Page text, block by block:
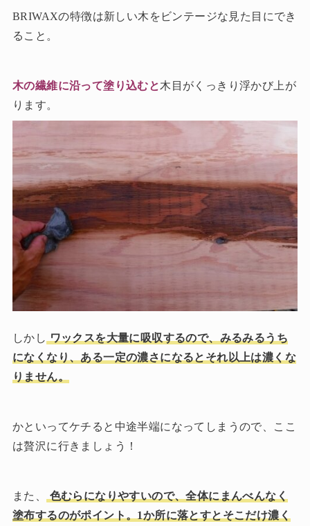
BRIWAXの特徴は新しい木をビンテージな見た目にでき
ること。
木の繊維に沿って塗り込むと木目がくっきり浮かび上が
ります。
しかし ワックスを大量に吸収するので、みるみるうち
になくなり、ある一定の濃さになるとそれ以上は濃くな
りません。
かといってケチると中途半端になってしまうので、ここ
は贅沢に行きましょう！
また、
色むらになりやすいので、全体にまんべんなく
塗布するのがポイント。1か所に落とすとそこだけ濃く